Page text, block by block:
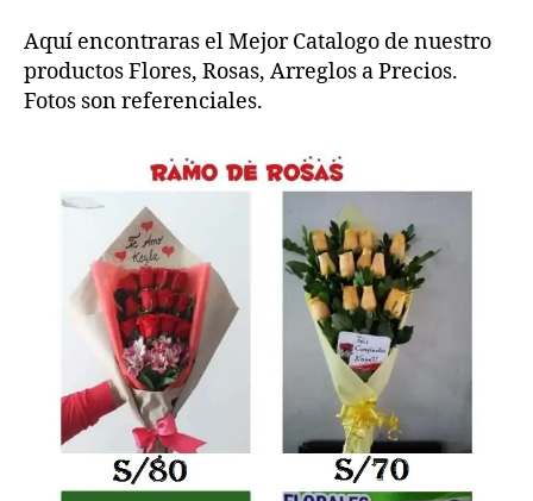
Aquí encontraras el Mejor Catalogo de nuestro
productos Flores, Rosas, Arreglos a Precios.
Fotos son referenciales.